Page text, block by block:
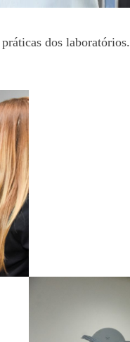
dos laboratórios.